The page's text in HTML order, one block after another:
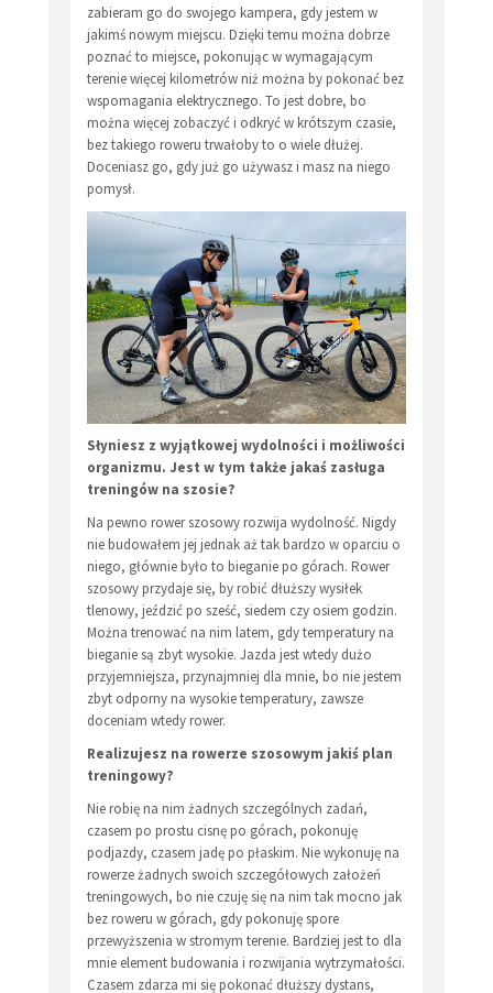
zabieram go do swojego kampera, gdy jestem w
jakimś nowym miejscu. Dzięki temu można dobrze
poznać to miejsce, pokonując w wymagającym
terenie więcej kilometrów niż można by pokonać bez
wspomagania elektrycznego. To jest dobre, bo
można więcej zobaczyć i odkryć w krótszym czasie,
bez takiego roweru trwałoby to o wiele dłużej.
Doceniasz go, gdy już go używasz i masz na niego
pomysł.
Słyniesz z wyjątkowej wydolności i możliwości
organizmu. Jest w tym także jakaś zasługa
treningów na szosie?
Na pewno rower szosowy rozwija wydolność. Nigdy
nie budowałem jej jednak aż tak bardzo w oparciu o
niego, głównie było to bieganie po górach. Rower
szosowy przydaje się, by robić dłuższy wysiłek
tlenowy, jeździć po sześć, siedem czy osiem godzin.
Można trenować na nim latem, gdy temperatury na
bieganie są zbyt wysokie. Jazda jest wtedy dużo
przyjemniejsza, przynajmniej dla mnie, bo nie jestem
zbyt odporny na wysokie temperatury, zawsze
doceniam wtedy rower.
Realizujesz na rowerze szosowym jakiś plan
treningowy?
Nie robię na nim żadnych szczególnych zadań,
czasem po prostu cisnę po górach, pokonuję
podjazdy, czasem jadę po płaskim. Nie wykonuję na
rowerze żadnych swoich szczegółowych założeń
treningowych, bo nie czuję się na nim tak mocno jak
bez roweru w górach, gdy pokonuję spore
przewyższenia w stromym terenie. Bardziej jest to dla
mnie element budowania i rozwijania wytrzymałości.
Czasem zdarza mi się pokonać dłuższy dystans,